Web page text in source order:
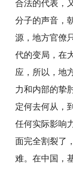
合法的代表，
分子的声音，
源，地方官僚
代的变局，在
应，所以，地
力和内部的挚
定何去何从，
任何实际影响
面完全割裂了
难。在中国，